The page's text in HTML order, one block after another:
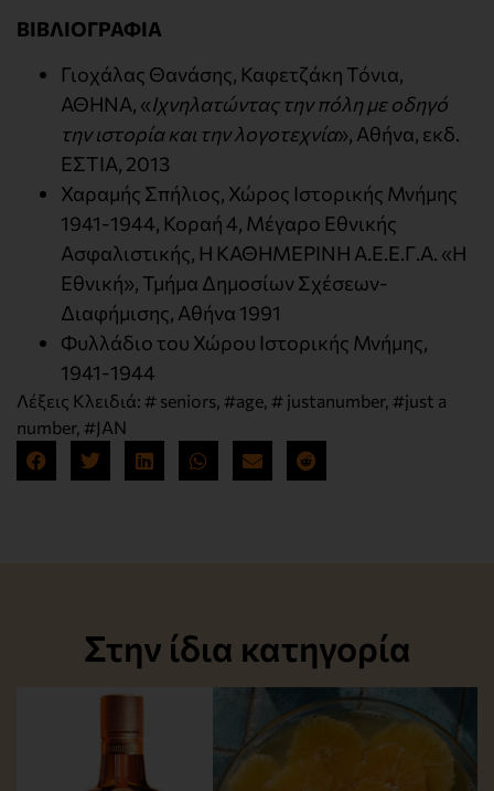
ΒΙΒΛΙΟΓΡΑΦΙΑ
Γιοχάλας Θανάσης, Καφετζάκη Τόνια,
ΑΘΗΝΑ, «Ιχνηλατώντας την πόλη με οδηγό
την ιστορία και την λογοτεχνία», Αθήνα, εκδ.
ΕΣΤΙΑ, 2013
Χαραμής Σπήλιος, Χώρος Ιστορικής Μνήμης
1941-1944, Κοραή 4, Μέγαρο Εθνικής
Ασφαλιστικής, Η ΚΑΘΗΜΕΡΙΝΗ Α.Ε.Ε.Γ.Α. «Η
Εθνική», Τμήμα Δημοσίων Σχέσεων-
Διαφήμισης, Αθήνα 1991
Φυλλάδιο του Χώρου Ιστορικής Μνήμης,
1941-1944
Λέξεις Κλειδιά: # seniors, #age, # justanumber, #just a
number, #JAN
Στην ίδια κατηγορία